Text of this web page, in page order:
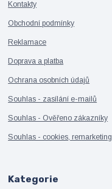
Kontakty
Obchodní podmínky
Reklamace
Doprava a platba
Ochrana osobních údajů
Souhlas - zasílání e-mailů
Souhlas - Ověřeno zákazníky
Souhlas - cookies, remarketing
Kategorie